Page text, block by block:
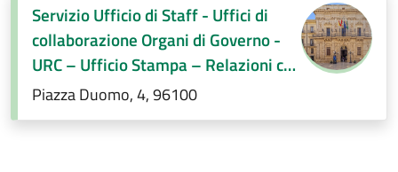
Servizio Ufficio di Staff - Uffici di
collaborazione Organi di Governo -
URC – Ufficio Stampa – Relazioni con
la città
Piazza Duomo, 4, 96100